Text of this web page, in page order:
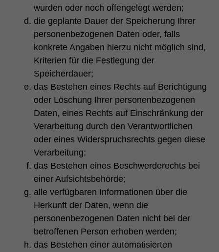
wurden oder noch offengelegt werden;
die geplante Dauer der Speicherung Ihrer
personenbezogenen Daten oder, falls
konkrete Angaben hierzu nicht möglich sind,
Kriterien für die Festlegung der
Speicherdauer;
das Bestehen eines Rechts auf Berichtigung
oder Löschung Ihrer personenbezogenen
Daten, eines Rechts auf Einschränkung der
Verarbeitung durch den Verantwortlichen
oder eines Widerspruchsrechts gegen diese
Verarbeitung;
das Bestehen eines Beschwerderechts bei
einer Aufsichtsbehörde;
alle verfügbaren Informationen über die
Herkunft der Daten, wenn die
personenbezogenen Daten nicht bei der
betroffenen Person erhoben werden;
das Bestehen einer automatisierten